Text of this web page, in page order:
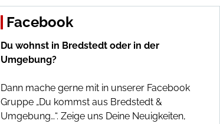
Facebook
Du wohnst in Bredstedt oder in der
Umgebung?
Dann mache gerne mit in unserer Facebook
Gruppe „Du kommst aus Bredstedt &
Umgebung…“. Zeige uns Deine Neuigkeiten,